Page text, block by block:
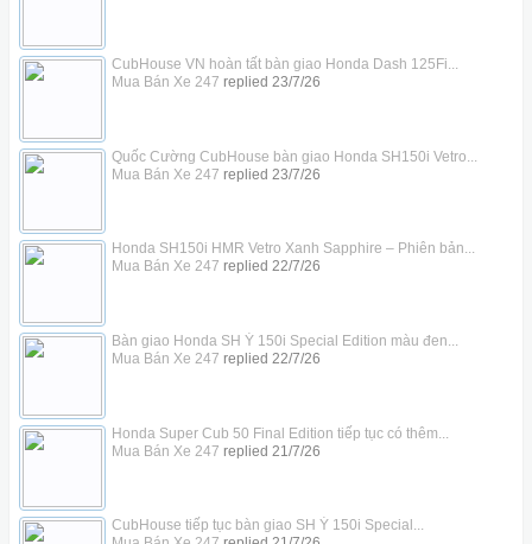
CubHouse VN hoàn tất bàn giao Honda Dash 125Fi...
Mua Bán Xe 247 replied 23/7/26
Quốc Cường CubHouse bàn giao Honda SH150i Vetro...
Mua Bán Xe 247 replied 23/7/26
Honda SH150i HMR Vetro Xanh Sapphire – Phiên bản...
Mua Bán Xe 247 replied 22/7/26
Bàn giao Honda SH Ý 150i Special Edition màu đen...
Mua Bán Xe 247 replied 22/7/26
Honda Super Cub 50 Final Edition tiếp tục có thêm...
Mua Bán Xe 247 replied 21/7/26
CubHouse tiếp tục bàn giao SH Ý 150i Special...